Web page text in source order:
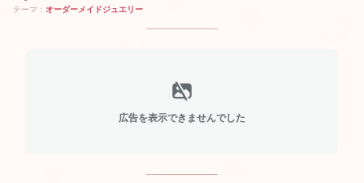
テーマ： オーダーメイドジュエリー
広告を表示できませんでした